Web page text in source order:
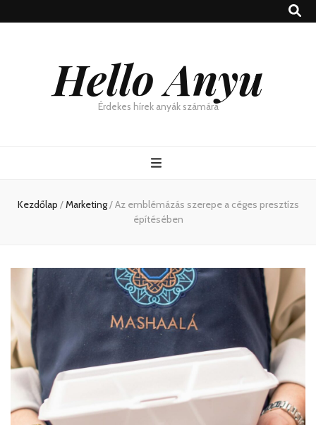
Hello Anyu
Érdekes hírek anyák számára
Kezdőlap /Marketing/Az emblémázás szerepe a céges presztízs
építésében